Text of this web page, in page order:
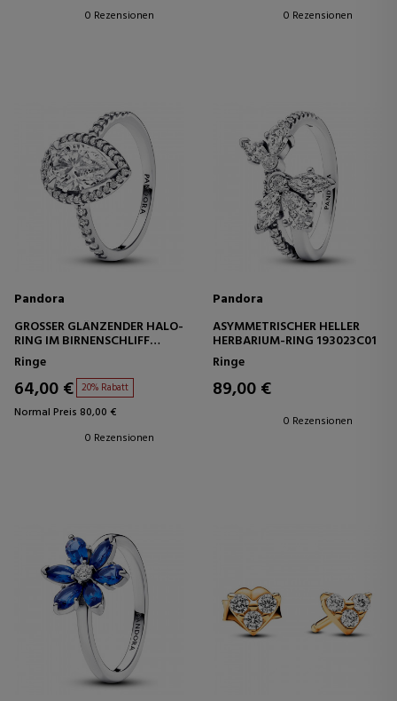
0 Rezensionen
0 Rezensionen
Pandora
GROSSER GLÄNZENDER HALO-R
ING IM BIRNENSCHLIFF 1
93012C01
Ringe
64,00 € 20% Rabatt
Normal Preis 80,00 €
0 Rezensionen
Pandora
ASYMMETRISCHER HELLER
HERBARIUM-RING 193023C01
Ringe
89,00 €
0 Rezensionen